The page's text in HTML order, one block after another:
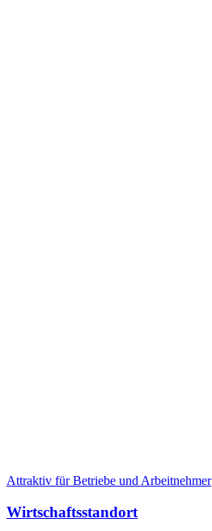
Attraktiv für Betriebe und Arbeitnehmer
Wirtschaftsstandort